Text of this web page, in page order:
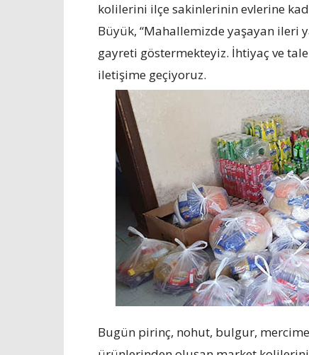
kolilerini ilçe sakinlerinin evlerine
Büyük, “Mahallemizde yaşayan
gayreti göstermekteyiz. İhtiyaç ve
iletişime geçiyoruz.
Bugün pirinç, nohut, bulgur,